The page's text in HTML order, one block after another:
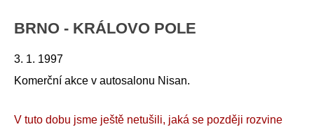
BRNO - KRÁLOVO POLE
3. 1. 1997
Komerční akce v autosalonu Nisan.
V tuto dobu jsme ještě netušili, jaká se později rozvine